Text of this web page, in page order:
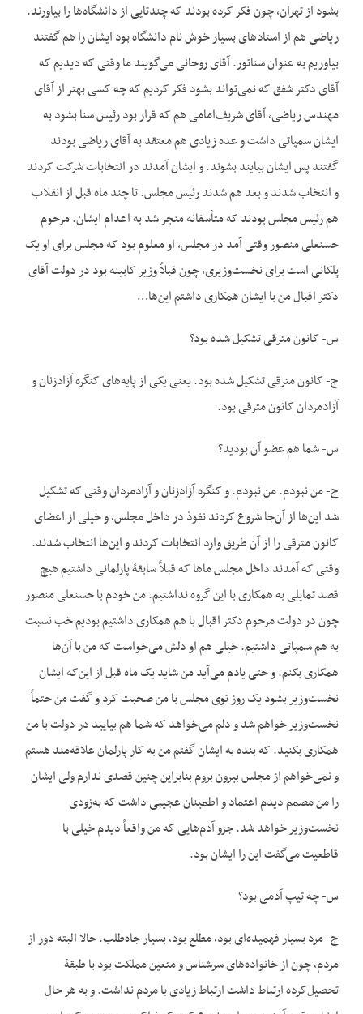
بشود از تهران، چون فکر کرده بودند که چندتایی از دانشگاه‌ها را بیاورند.
ریاضی هم از استادهای بسیار خوش نام دانشگاه بود ایشان را هم گفتند
بیاوریم به عنوان سناتور. آقای روحانی می‌گویند ما وقتی که دیدیم که
آقای دکتر شفق که نمی‌تواند بشود فکر کردیم که چه کسی بهتر از آقای
مهندس ریاضی، آقای شریف‌امامی هم که قرار بود رئیس سنا بشود به
ایشان سمپاتی داشت و عده زیادی هم معتقد به آقای ریاضی بودند
گفتند پس ایشان بیایند بشوند. و ایشان آمدند در انتخابات شرکت کردند
و انتخاب شدند و بعد هم شدند رئیس مجلس. تا چند ماه قبل از انقلاب
هم رئیس مجلس بودند که متأسفانه منجر شد به اعدام ایشان. مرحوم
حسنعلی منصور وقتی آمد در مجلس، او معلوم بود که مجلس برای او یک
پلکانی است برای نخست‌وزیری، چون قبلاً وزیر کابینه بود در دولت آقای
دکتر اقبال من با ایشان همکاری داشتم این‌ها…
س- کانون مترقی تشکیل شده بود؟
ج- کانون مترقی تشکیل شده بود. یعنی یکی از پایه‌های کنگره آزادزنان و
آزادمردان کانون مترقی بود.
س- شما هم عضو آن بودید؟
ج- من نبودم. من نبودم. و کنگره آزادزنان و آزادمردان وقتی که تشکیل
شد این‌ها از آن‌جا شروع کردند نفوذ در داخل مجلس، و خیلی از اعضای
کانون مترقی را از آن طریق وارد انتخابات کردند و این‌ها انتخاب شدند.
وقتی که آمدند داخل مجلس ماها که قبلاً سابقۀ پارلمانی داشتیم هیچ
قصد تمایلی به همکاری با این گروه نداشتیم. من خودم با حسنعلی منصور
چون در دولت مرحوم دکتر اقبال با هم همکاری داشتیم بودیم خب نسبت
به هم سمپاتی داشتیم. خیلی هم او دلش می‌خواست که من با آن‌ها
همکاری بکنم. و حتی یادم می‌آید من شاید یک ماه قبل از این‌که ایشان
نخست‌وزیر بشود یک روز توی مجلس با من صحبت کرد و گفت من حتماً
نخست‌وزیر خواهم شد و دلم می‌خواهد که شما هم بیایید در دولت با من
همکاری بکنید. که بنده به ایشان گفتم من به کار پارلمان علاقه‌مند هستم
و نمی‌خواهم از مجلس بیرون بروم بنابراین چنین قصدی ندارم ولی ایشان
را من مصمم دیدم اعتماد و اطمینان عجیبی داشت که به‌زودی
نخست‌وزیر خواهد شد. جزو آدم‌هایی که من واقعاً دیدم خیلی با
قاطعیت می‌گفت این را ایشان بود.
س- چه تیپ آدمی بود؟
ج- مرد بسیار فهمیده‌ای بود، مطلع بود، بسیار جاه‌طلب. حالا البته دور از
مردم، چون از خانواده‌های سرشناس و متعین مملکت بود با طبقۀ
تحصیل‌کرده ارتباط داشت ارتباط زیادی با مردم نداشت. و به هر حال